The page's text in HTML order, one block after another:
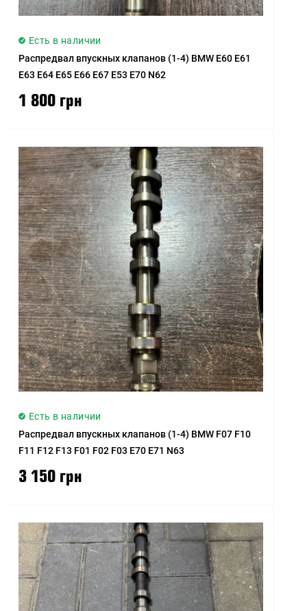
Модель (Я - А)
Есть в наличии
Распредвал впускных клапанов (1-4) BMW E60 E61
E63 E64 E65 E66 E67 E53 E70 N62
1 800 грн
Есть в наличии
Распредвал впускных клапанов (1-4) BMW F07 F10
F11 F12 F13 F01 F02 F03 E70 E71 N63
3 150 грн